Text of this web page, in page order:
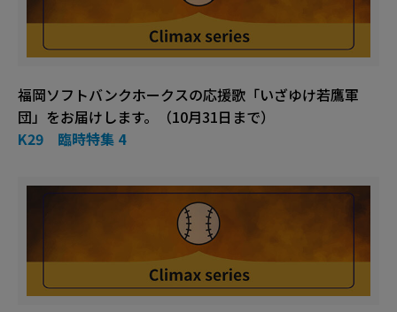
福岡ソフトバンクホークスの応援歌「いざゆけ若鷹軍
団」をお届けします。（10月31日まで）
K29 臨時特集 4